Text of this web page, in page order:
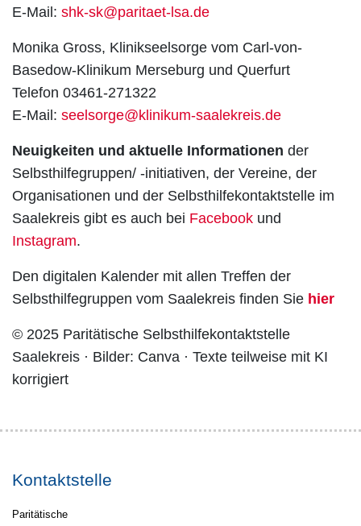
E-Mail: shk-sk@paritaet-lsa.de
Monika Gross, Klinikseelsorge vom Carl-von-
Basedow-Klinikum Merseburg und Querfurt
Telefon 03461-271322
E-Mail: seelsorge@klinikum-saalekreis.de
Neuigkeiten und aktuelle Informationen der
Selbsthilfegruppen/ -initiativen, der Vereine, der
Organisationen und der Selbsthilfekontaktstelle im
Saalekreis gibt es auch bei Facebook und
Instagram.
Den digitalen Kalender mit allen Treffen der
Selbsthilfegruppen vom Saalekreis finden Sie hier
© 2025 Paritätische Selbsthilfekontaktstelle
Saalekreis · Bilder: Canva · Texte teilweise mit KI
korrigiert
Kontaktstelle
Paritätische